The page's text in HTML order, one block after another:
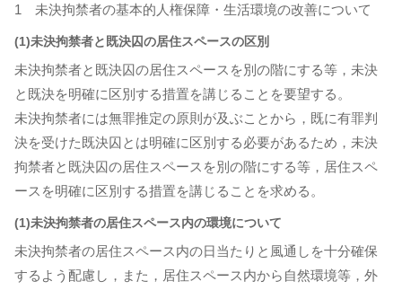
1 未決拘禁者の基本的人権保障・生活環境の改善について
(1)未決拘禁者と既決囚の居住スペースの区別
未決拘禁者と既決囚の居住スペースを別の階にする等，未決
と既決を明確に区別する措置を講じることを要望する。
未決拘禁者には無罪推定の原則が及ぶことから，既に有罪判
決を受けた既決囚とは明確に区別する必要があるため，未決
拘禁者と既決囚の居住スペースを別の階にする等，居住スペ
ースを明確に区別する措置を講じることを求める。
(1)未決拘禁者の居住スペース内の環境について
未決拘禁者の居住スペース内の日当たりと風通しを十分確保
するよう配慮し，また，居住スペース内から自然環境等，外